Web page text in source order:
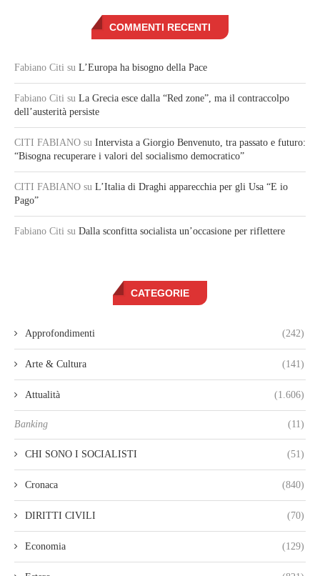
COMMENTI RECENTI
Fabiano Citi su L’Europa ha bisogno della Pace
Fabiano Citi su La Grecia esce dalla “Red zone”, ma il contraccolpo
dell’austerità persiste
CITI FABIANO su Intervista a Giorgio Benvenuto, tra passato e futuro:
“Bisogna recuperare i valori del socialismo democratico”
CITI FABIANO su L’Italia di Draghi apparecchia per gli Usa “E io
Pago”
Fabiano Citi su Dalla sconfitta socialista un’occasione per riflettere
CATEGORIE
Approfondimenti (242)
Arte & Cultura (141)
Attualità (1.606)
Banking (11)
CHI SONO I SOCIALISTI (51)
Cronaca (840)
DIRITTI CIVILI (70)
Economia (129)